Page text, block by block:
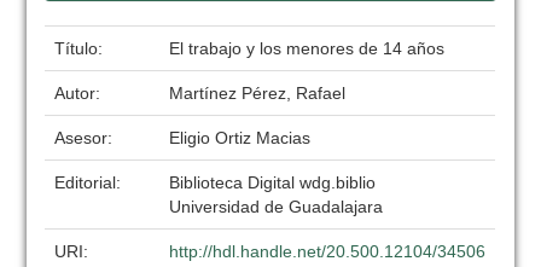
Título: El trabajo y los menores de 14 años
Autor: Martínez Pérez, Rafael
Asesor: Eligio Ortiz Macias
Editorial:
Biblioteca Digital wdg.biblio
Universidad de Guadalajara
URI:
http://hdl.handle.net/20.500.12104/34506